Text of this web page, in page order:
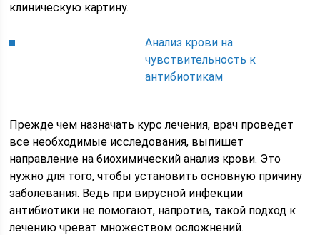
клиническую картину.
Анализ крови на
чувствительность к
антибиотикам
Прежде чем назначать курс лечения, врач проведет
все необходимые исследования, выпишет
направление на биохимический анализ крови. Это
нужно для того, чтобы установить основную причину
заболевания. Ведь при вирусной инфекции
антибиотики не помогают, напротив, такой подход к
лечению чреват множеством осложнений.